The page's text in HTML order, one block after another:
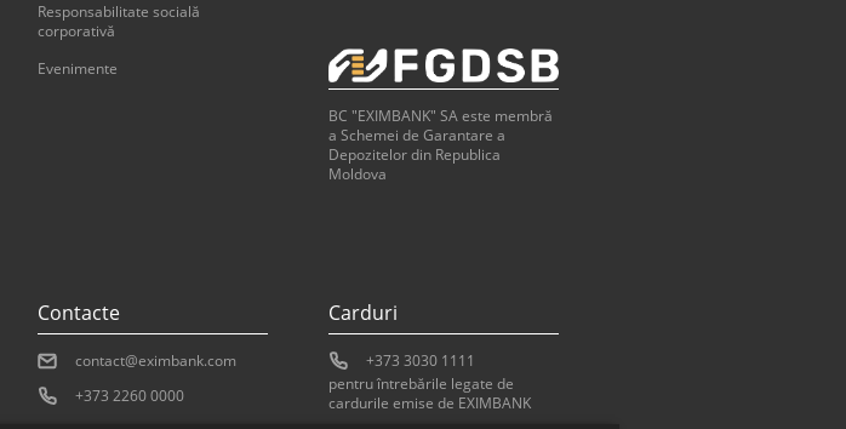
Responsabilitate socială
corporativă
Evenimente
BC "EXIMBANK" SA este membră
a Schemei de Garantare a
Depozitelor din Republica
Moldova
Contacte
contact@eximbank.com
+373 2260 0000
Carduri
+373 3030 1111
pentru întrebările legate de
cardurile emise de EXIMBANK